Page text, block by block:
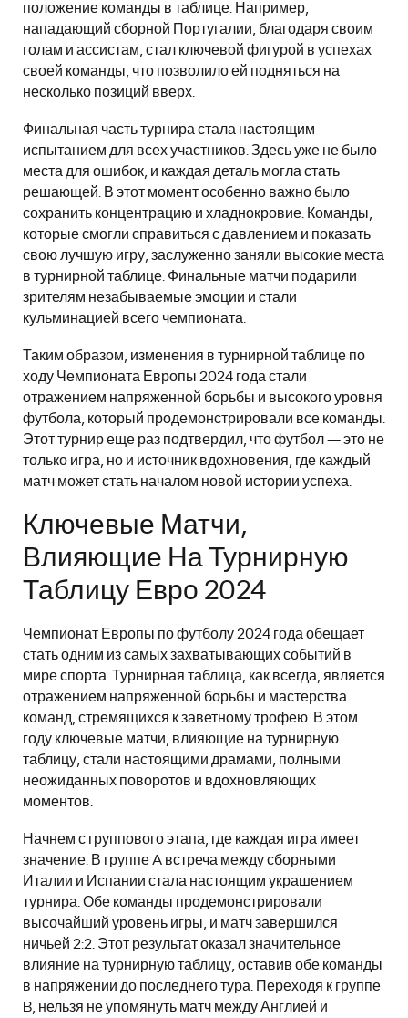
положение команды в таблице. Например,
нападающий сборной Португалии, благодаря своим
голам и ассистам, стал ключевой фигурой в успехах
своей команды, что позволило ей подняться на
несколько позиций вверх.
Финальная часть турнира стала настоящим
испытанием для всех участников. Здесь уже не было
места для ошибок, и каждая деталь могла стать
решающей. В этот момент особенно важно было
сохранить концентрацию и хладнокровие. Команды,
которые смогли справиться с давлением и показать
свою лучшую игру, заслуженно заняли высокие места
в турнирной таблице. Финальные матчи подарили
зрителям незабываемые эмоции и стали
кульминацией всего чемпионата.
Таким образом, изменения в турнирной таблице по
ходу Чемпионата Европы 2024 года стали
отражением напряженной борьбы и высокого уровня
футбола, который продемонстрировали все команды.
Этот турнир еще раз подтвердил, что футбол — это не
только игра, но и источник вдохновения, где каждый
матч может стать началом новой истории успеха.
Ключевые Матчи,
Влияющие На Турнирную
Таблицу Евро 2024
Чемпионат Европы по футболу 2024 года обещает
стать одним из самых захватывающих событий в
мире спорта. Турнирная таблица, как всегда, является
отражением напряженной борьбы и мастерства
команд, стремящихся к заветному трофею. В этом
году ключевые матчи, влияющие на турнирную
таблицу, стали настоящими драмами, полными
неожиданных поворотов и вдохновляющих
моментов.
Начнем с группового этапа, где каждая игра имеет
значение. В группе A встреча между сборными
Италии и Испании стала настоящим украшением
турнира. Обе команды продемонстрировали
высочайший уровень игры, и матч завершился
ничьей 2:2. Этот результат оказал значительное
влияние на турнирную таблицу, оставив обе команды
в напряжении до последнего тура. Переходя к группе
B, нельзя не упомянуть матч между Англией и